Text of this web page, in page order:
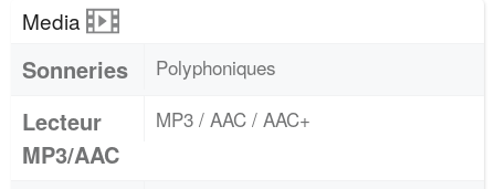
Media
Sonneries Polyphoniques
Lecteur
MP3/AAC
MP3 / AAC / AAC+